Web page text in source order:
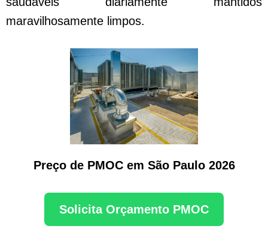
maravilhosamente limpos.
Preço de PMOC em São Paulo 2026
Solicita Orçamento PMOC